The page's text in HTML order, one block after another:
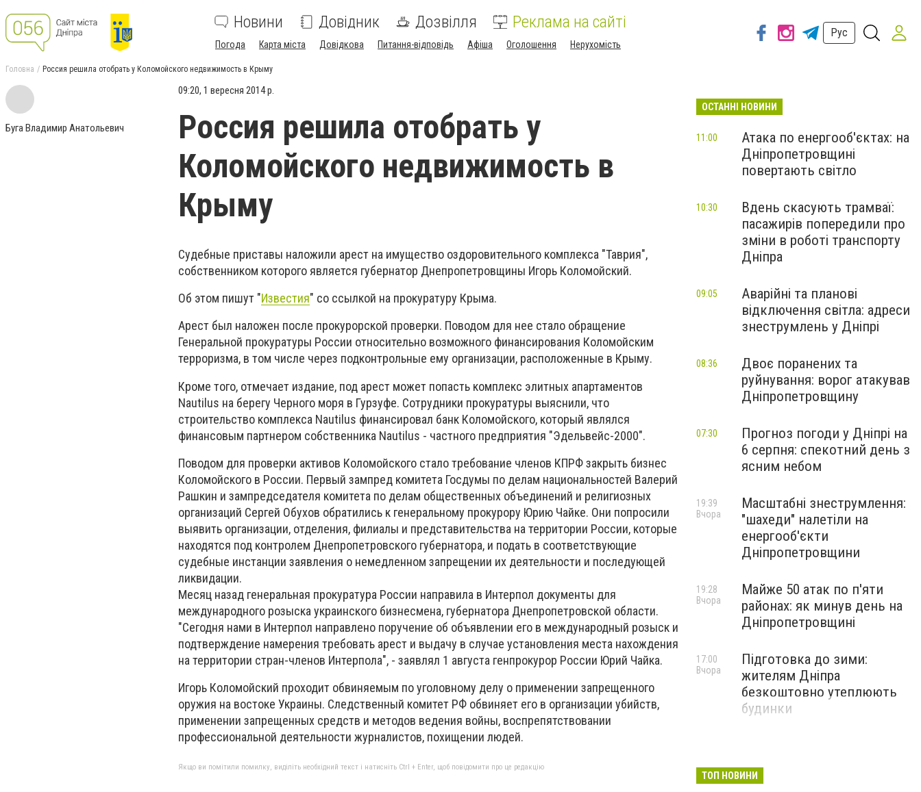
Новини Довідник Дозвілля Реклама на сайті
Погода Карта міста Довідкова Питання-відповідь Афіша Оголошення Нерухомість
Рус
Головна Россия решила отобрать у Коломойского недвижимость в Крыму
Буга Владимир Анатольевич
09:20, 1 вересня 2014 р.
Россия решила отобрать у
Коломойского недвижимость в
Крыму
Судебные приставы наложили арест на имущество оздоровительного комплекса "Таврия",
собственником которого является губернатор Днепропетровщины Игорь Коломойский.
Об этом пишут "Известия" со ссылкой на прокуратуру Крыма.
Арест был наложен после прокурорской проверки. Поводом для нее стало обращение
Генеральной прокуратуры России относительно возможного финансирования Коломойским
терроризма, в том числе через подконтрольные ему организации, расположенные в Крыму.
Кроме того, отмечает издание, под арест может попасть комплекс элитных апартаментов
Nautilus на берегу Черного моря в Гурзуфе. Сотрудники прокуратуры выяснили, что
строительство комплекса Nautilus финансировал банк Коломойского, который являлся
финансовым партнером собственника Nautilus - частного предприятия "Эдельвейс-2000".
Поводом для проверки активов Коломойского стало требование членов КПРФ закрыть бизнес
Коломойского в России. Первый зампред комитета Госдумы по делам национальностей Валерий
Рашкин и зампредседателя комитета по делам общественных объединений и религиозных
организаций Сергей Обухов обратились к генеральному прокурору Юрию Чайке. Они попросили
выявить организации, отделения, филиалы и представительства на территории России, которые
находятся под контролем Днепропетровского губернатора, и подать в соответствующие
судебные инстанции заявления о немедленном запрещении их деятельности и последующей
ликвидации.
Месяц назад генеральная прокуратура России направила в Интерпол документы для
международного розыска украинского бизнесмена, губернатора Днепропетровской области.
"Сегодня нами в Интерпол направлено поручение об объявлении его в международный розыск и
подтверждение намерения требовать арест и выдачу в случае установления места нахождения
на территории стран-членов Интерпола", - заявлял 1 августа генпрокурор России Юрий Чайка.
Игорь Коломойский проходит обвиняемым по уголовному делу о применении запрещенного
оружия на востоке Украины. Следственный комитет РФ обвиняет его в организации убийств,
применении запрещенных средств и методов ведения войны, воспрепятствовании
профессиональной деятельности журналистов, похищении людей.
Якщо ви помітили помилку, виділіть необхідний текст і натисніть Ctrl + Enter, щоб повідомити про це редакцію
ОСТАННІ НОВИНИ
Атака по енергооб'єктах: на
Дніпропетровщині
повертають світло
11:00
Вдень скасують трамваї:
пасажирів попередили про
зміни в роботі транспорту
Дніпра
10:30
Аварійні та планові
відключення світла: адреси
знеструмлень у Дніпрі
09:05
Двоє поранених та
руйнування: ворог атакував
Дніпропетровщину
08:36
Прогноз погоди у Дніпрі на
6 серпня: спекотний день з
ясним небом
07:30
Масштабні знеструмлення:
"шахеди" налетіли на
енергооб'єкти
Дніпропетровщини
19:39
Вчора
Майже 50 атак по п'яти
районах: як минув день на
Дніпропетровщині
19:28
Вчора
Підготовка до зими:
жителям Дніпра
безкоштовно утеплюють
будинки
17:00
Вчора
ТОП НОВИНИ